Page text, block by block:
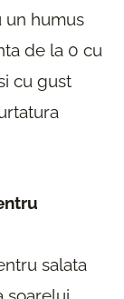
un humus
de la 0 cu
cu gust
salata